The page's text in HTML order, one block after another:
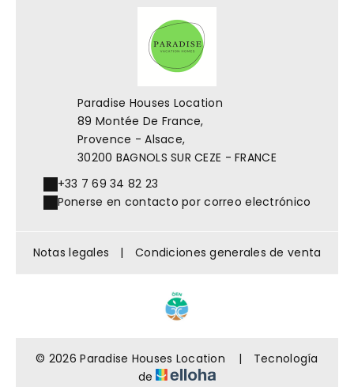
Paradise Houses Location
89 Montée De France,
Provence - Alsace,
30200 BAGNOLS SUR CEZE - FRANCE
+33 7 69 34 82 23
Ponerse en contacto por correo electrónico
Notas legales | Condiciones generales de venta
© 2026 Paradise Houses Location |
Tecnología
de